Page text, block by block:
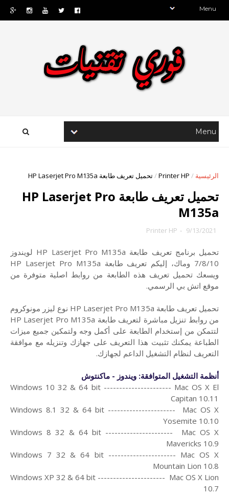
الرئيسية /
Printer HP
/تحميل تعريف طابعة HP Laserjet Pro M135a
تحميل تعريف طابعة HP Laserjet Pro
M135a
9/13/2021
-
Printer HP
تحميل برنامج تعريف طابعة HP Laserjet Pro M135a لويندوز
7/8/10 وماك،
إليكم تعريف طابعة HP Laserjet Pro M135a
ويسعك تحميل تعريف هذه الطابعة من روابط اصلية متوفرة من
موقع اتش بي الرسمي.
تحميل تعريف طابعة HP Laserjet Pro M135a نوع ليزر مونوكروم
من روابط تنزيل مباشرة لتعريف طابعة HP Laserjet Pro M135a
لتتمكن من إستخدام الطابعة على أكمل وجه ولتمكين جميع ميزات
الطباعة يمكنك تثبيت هذا التعريف على جهازك وتنزيله مع موافقة
التعريف لنظام التشغيل الداعم لجهازك.
أنظمة التشغيل المتوافقة: ويندوز - ماكنتوش
Windows 10 32 & 64 bit ---------------------- Mac OS X El
Capitan 10.11
Windows 8.1 32 & 64 bit ---------------------- Mac OS X
Yosemite 10.10
Windows 8 32 & 64 bit ---------------------- Mac OS X
Mavericks 10.9
Windows 7 32 & 64 bit ---------------------- Mac OS X
Mountain Lion 10.8
Windows XP 32 & 64 bit ---------------------- Mac OS X Lion
10.7